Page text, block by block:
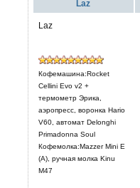
Laz
Laz
Кофемашина:Rocket
Cellini Evo v2 +
термометр Эрика,
аэропресс, воронка Hario
V60, автомат Delonghi
Primadonna Soul
Кофемолка:Mazzer Mini E
(A), ручная молка Kinu
M47